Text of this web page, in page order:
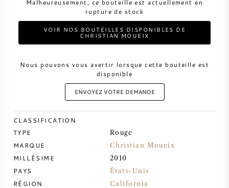
VIN DOUX
CABERNET SAUVIGNON
Malheureusement, ce bouteille est actuellement en
rupture de stock
VOIR NOS BOUTEILLES DISPONIBLES DE
CHRISTIAN MOUEIX
Nous pouvons vous avertir lorsque cette bouteille est
disponible
ENVOYEZ VOTRE DEMANDE
CLASSIFICATION
TYPE
Rouge
MARQUE Christian Moueix
MILLÉSIME 2010
PAYS États-Unis
RÉGION California